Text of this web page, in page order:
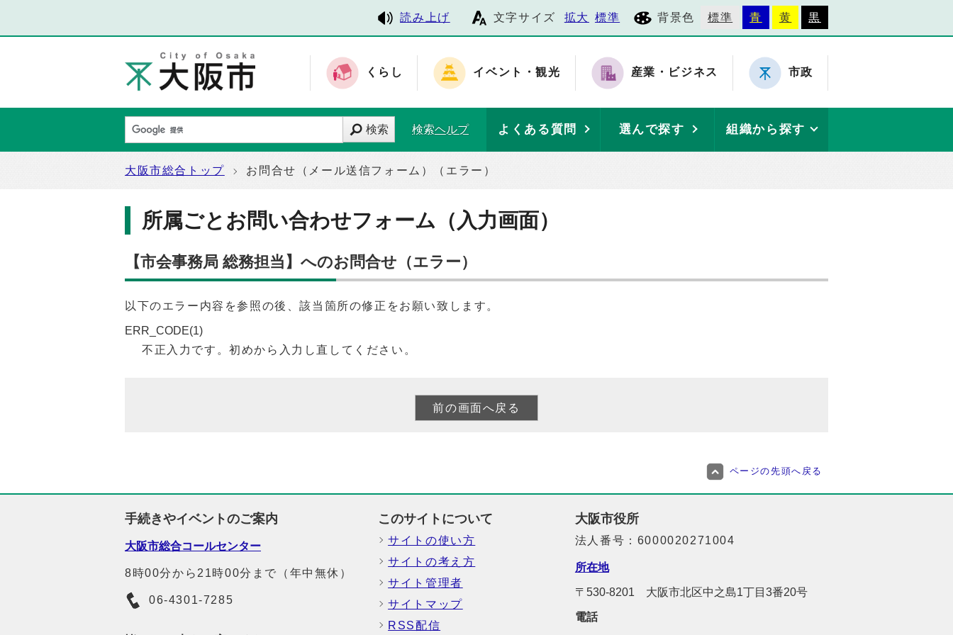
読み上げ 文字サイズ 拡大 標準 背景色 標準 青 黄 黒
くらし イベント・観光 産業・ビジネス 市政
検索 検索ヘルプ よくある質問 選んで探す 組織から探す
大阪市総合トップ お問合せ（メール送信フォーム）（エラー）
所属ごとお問い合わせフォーム（入力画面）
【市会事務局 総務担当】へのお問合せ（エラー）
以下のエラー内容を参照の後、該当箇所の修正をお願い致します。
ERR_CODE(1)
不正入力です。初めから入力し直してください。
ページの先頭へ戻る
手続きやイベントのご案内
大阪市総合コールセンター
8時00分から21時00分まで（年中無休）
06-4301-7285
このサイトについて
サイトの使い方
サイトの考え方
サイト管理者
サイトマップ
RSS配信
大阪市役所
法人番号：6000020271004
所在地
〒530-8201 大阪市北区中之島1丁目3番20号
電話